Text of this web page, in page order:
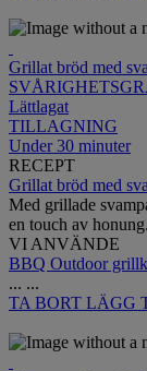
Grillat bröd med
Lättlagat
TILLAGNING
Under 30 minuter
RECEPT
Grillat bröd med
Med grillade
en touch av
VI ANVÄNDE
BBQ Outdoor
... ...
TA BORT LÄGG